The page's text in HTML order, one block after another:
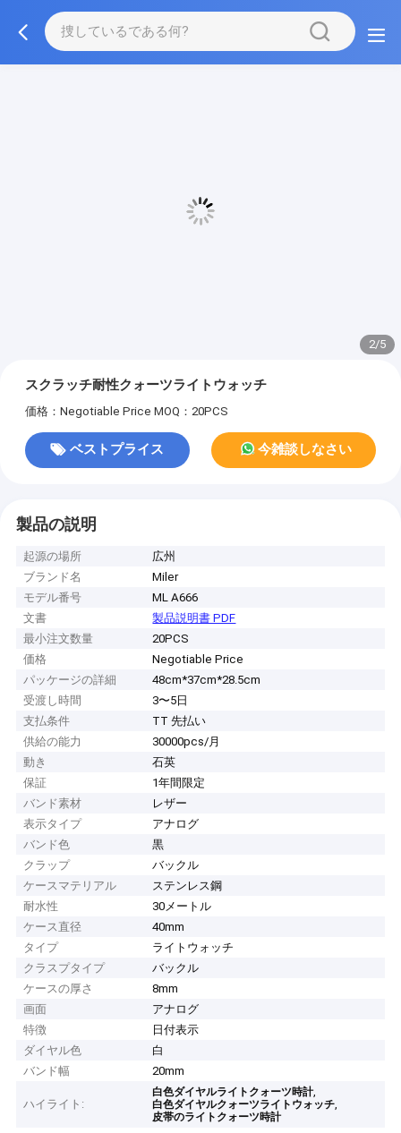
2/5
スクラッチ耐性クォーツライトウォッチ
価格：Negotiable Price MOQ：20PCS
ベストプライス 今雑談しなさい
製品の説明
起源の場所
広州
ブランド名
Miler
モデル番号
ML A666
文書
製品説明書 PDF
最小注文数量
20PCS
価格
Negotiable Price
パッケージの詳細
48cm*37cm*28.5cm
受渡し時間
3〜5日
支払条件
TT 先払い
供給の能力
30000pcs/月
動き
石英
保証
1年間限定
バンド素材
レザー
表示タイプ
アナログ
バンド色
黒
クラップ
バックル
ケースマテリアル
ステンレス鋼
耐水性
30メートル
ケース直径
40mm
タイプ
ライトウォッチ
クラスプタイプ
バックル
ケースの厚さ
8mm
画面
アナログ
特徴
日付表示
ダイヤル色
白
バンド幅
20mm
ハイライト:
白色ダイヤルライトクォーツ時計,
白色ダイヤルクォーツライトウォッチ,
皮帯のライトクォーツ時計